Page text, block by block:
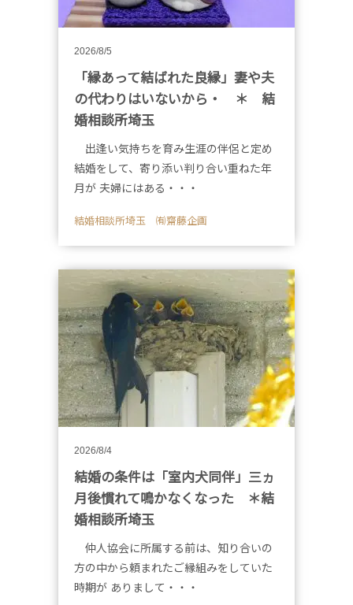
2026/8/5
「縁あって結ばれた良縁」妻や夫
の代わりはいないから・ ＊ 結
婚相談所埼玉
出逢い気持ちを育み生涯の伴侶と定め
結婚をして、寄り添い判り合い重ねた年
月が 夫婦にはある・・・
結婚相談所埼玉 ㈲齋藤企画
2026/8/4
結婚の条件は「室内犬同伴」三ヵ
月後慣れて鳴かなくなった ＊結
婚相談所埼玉
仲人協会に所属する前は、知り合いの
方の中から頼まれたご縁組みをしていた
時期が ありまして・・・